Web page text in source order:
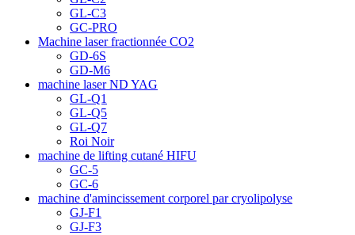
GL-C3
GC-PRO
Machine laser fractionnée CO2
GD-6S
GD-M6
machine laser ND YAG
GL-Q1
GL-Q5
GL-Q7
Roi Noir
machine de lifting cutané HIFU
GC-5
GC-6
machine d'amincissement corporel par cryolipolyse
GJ-F1
GJ-F3